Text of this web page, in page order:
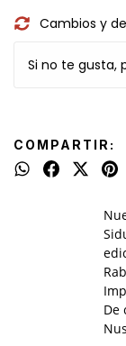
Cambios y
Si no te gusta,
COMPARTIR:
De